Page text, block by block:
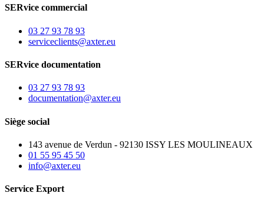
SERvice commercial
03 27 93 78 93
serviceclients@axter.eu
SERvice documentation
03 27 93 78 93
documentation@axter.eu
Siège social
143 avenue de Verdun - 92130 ISSY LES MOULINEAUX
01 55 95 45 50
info@axter.eu
Service Export